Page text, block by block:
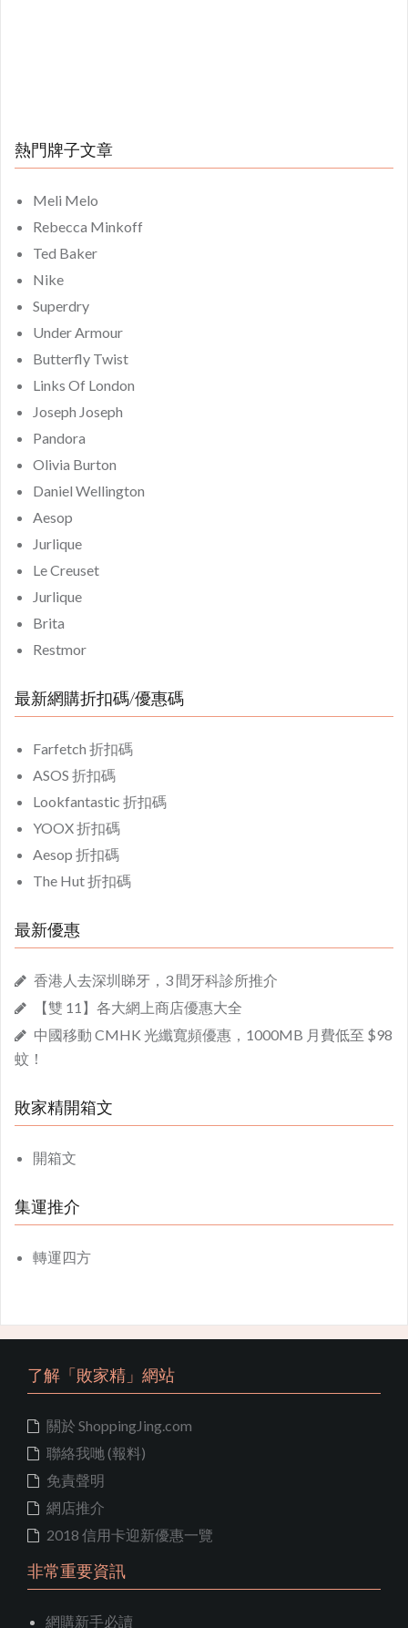
熱門牌子文章
Meli Melo
Rebecca Minkoff
Ted Baker
Nike
Superdry
Under Armour
Butterfly Twist
Links Of London
Joseph Joseph
Pandora
Olivia Burton
Daniel Wellington
Aesop
Jurlique
Le Creuset
Jurlique
Brita
Restmor
最新網購折扣碼/優惠碼
Farfetch 折扣碼
ASOS 折扣碼
Lookfantastic 折扣碼
YOOX 折扣碼
Aesop 折扣碼
The Hut 折扣碼
最新優惠
香港人去深圳睇牙，3 間牙科診所推介
【雙 11】各大網上商店優惠大全
中國移動 CMHK 光纖寬頻優惠，1000MB 月費低至 $98
蚊！
敗家精開箱文
開箱文
集運推介
轉運四方
了解「敗家精」網站
關於 ShoppingJing.com
聯絡我哋 (報料)
免責聲明
網店推介
2018 信用卡迎新優惠一覽
非常重要資訊
網購新手必讀